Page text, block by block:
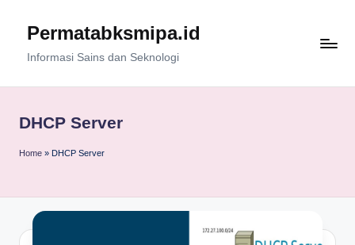
Permatabksmipa.id
Informasi Sains dan Seknologi
DHCP Server
Home » DHCP Server